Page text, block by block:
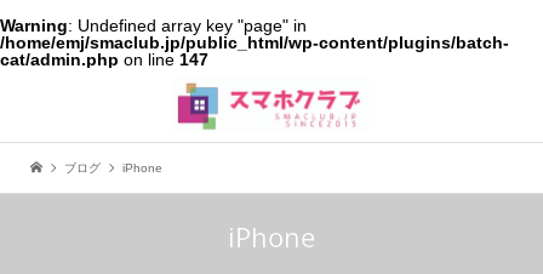
Warning: Undefined array key "page" in
/home/emj/smaclub.jp/public_html/wp-content/plugins/batch-
cat/admin.php on line 147
ブログ iPhone
iPhone